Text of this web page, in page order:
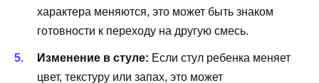
характера меняются, это может быть знаком
готовности к переходу на другую смесь.
Изменение в стуле: Если стул ребенка меняет
цвет, текстуру или запах, это может